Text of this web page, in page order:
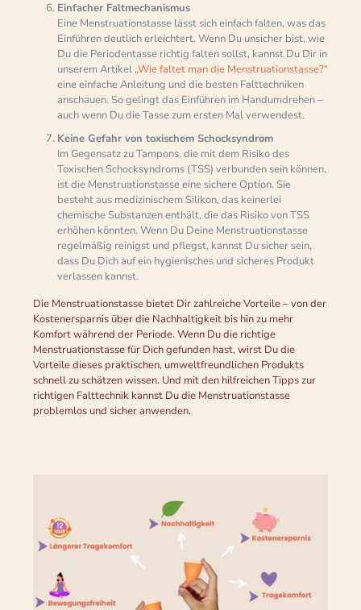
Einfacher Faltmechanismus
Eine Menstruationstasse lässt sich einfach falten, was das
Einführen deutlich erleichtert. Wenn Du unsicher bist, wie
Du die Periodentasse richtig falten sollst, kannst Du Dir in
unserem Artikel„Wie faltet man die Menstruationstasse?“
eine einfache Anleitung und die besten Falttechniken
anschauen. So gelingt das Einführen im Handumdrehen –
auch wenn Du die Tasse zum ersten Mal verwendest.
Keine Gefahr von toxischem Schocksyndrom
Im Gegensatz zu Tampons, die mit dem Risiko des
Toxischen Schocksyndroms (TSS) verbunden sein können,
ist die Menstruationstasse eine sichere Option. Sie
besteht aus medizinischem Silikon, das keinerlei
chemische Substanzen enthält, die das Risiko von TSS
erhöhen könnten. Wenn Du Deine Menstruationstasse
regelmäßig reinigst und pflegst, kannst Du sicher sein,
dass Du Dich auf ein hygienisches und sicheres Produkt
verlassen kannst.
Die Menstruationstasse bietet Dir zahlreiche Vorteile – von der
Kostenersparnis über die Nachhaltigkeit bis hin zu mehr
Komfort während der Periode. Wenn Du die richtige
Menstruationstasse für Dich gefunden hast, wirst Du die
Vorteile dieses praktischen, umweltfreundlichen Produkts
schnell zu schätzen wissen. Und mit den hilfreichen Tipps zur
richtigen Falttechnik kannst Du die Menstruationstasse
problemlos und sicher anwenden.